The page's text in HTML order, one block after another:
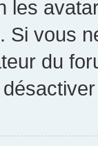
les
Si vous
du